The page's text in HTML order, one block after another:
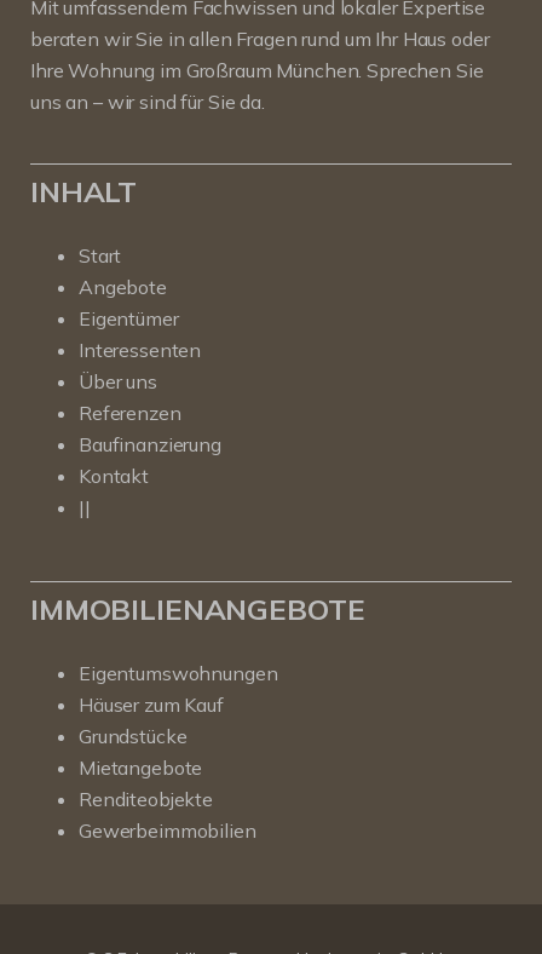
Mit umfassendem Fachwissen und lokaler Expertise
beraten wir Sie in allen Fragen rund um Ihr Haus oder
Ihre Wohnung im Großraum München. Sprechen Sie
uns an – wir sind für Sie da.
INHALT
Start
Angebote
Eigentümer
Interessenten
Über uns
Referenzen
Baufinanzierung
Kontakt
||
IMMOBILIENANGEBOTE
Eigentumswohnungen
Häuser zum Kauf
Grundstücke
Mietangebote
Renditeobjekte
Gewerbeimmobilien